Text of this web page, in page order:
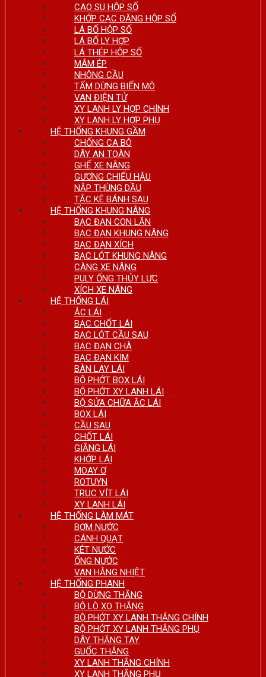
CAO SU HỘP SỐ
KHỚP CẠC ĐĂNG HỘP SỐ
LÁ BỐ HỘP SỐ
LÁ BỐ LY HỢP
LÁ THÉP HỘP SỐ
MÂM ÉP
NHÔNG CẦU
TẤM DỪNG BIẾN MÔ
VAN ĐIỆN TỬ
XY LANH LY HỢP CHÍNH
XY LANH LY HỢP PHỤ
HỆ THỐNG KHUNG GẦM
CHỐNG CA BÔ
DÂY AN TOÀN
GHẾ XE NÂNG
GƯƠNG CHIẾU HẬU
NẮP THÙNG DẦU
TẮC KÊ BÁNH SAU
HỆ THỐNG KHUNG NÂNG
BẠC ĐẠN CON LĂN
BẠC ĐẠN KHUNG NÂNG
BẠC ĐẠN XÍCH
BẠC LÓT KHUNG NÂNG
CÀNG XE NÂNG
PULY ỐNG THỦY LỰC
XÍCH XE NÂNG
HỆ THỐNG LÁI
ẮC LÁI
BẠC CHỐT LÁI
BẠC LÓT CẦU SAU
BẠC ĐẠN CHÀ
BẠC ĐẠN KIM
BÀN LAY LÁI
BỘ PHỚT BOX LÁI
BỘ PHỚT XY LANH LÁI
BỘ SỬA CHỮA ẮC LÁI
BOX LÁI
CẦU SAU
CHỐT LÁI
GIẰNG LÁI
KHỚP LÁI
MOAY Ơ
ROTUYN
TRỤC VÍT LÁI
XY LANH LÁI
HỆ THỐNG LÀM MÁT
BƠM NƯỚC
CÁNH QUẠT
KÉT NƯỚC
ỐNG NƯỚC
VAN HẰNG NHIỆT
HỆ THỐNG PHANH
BỘ DỪNG THẮNG
BỘ LÒ XO THẮNG
BỘ PHỚT XY LANH THẮNG CHÍNH
BỘ PHỚT XY LANH THẮNG PHỤ
DÂY THẮNG TAY
GUỐC THẮNG
XY LANH THẮNG CHÍNH
XY LANH THẮNG PHỤ